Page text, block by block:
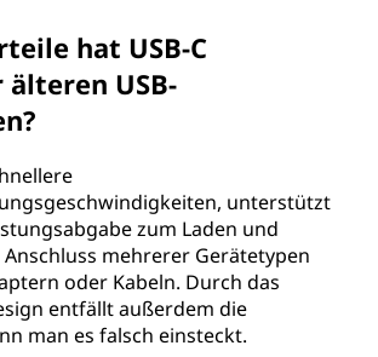
hat USB-C
USB-
unterstützt
zum Laden und
mehrerer Gerätetypen
oder Kabeln. Durch das
entfällt außerdem die
man es falsch einsteckt.